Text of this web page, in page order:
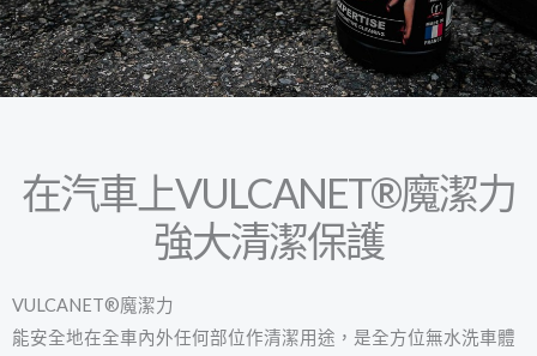
在汽車上VULCANET®魔潔力
強大清潔保護
VULCANET®魔潔力
能安全地在全車內外任何部位作清潔用途，是全方位無水洗車體